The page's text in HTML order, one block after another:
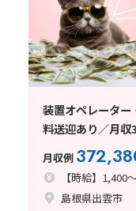
装置オペレーター
料送迎あり／月収
月収例
【時給】1,400
島根県出雲市